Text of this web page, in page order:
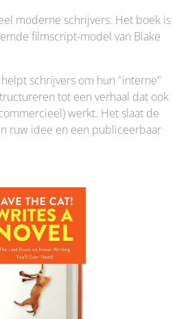
moderne schrijvers. Het boek is
filmscript-model van Blake
schrijvers om hun "interne"
tot een verhaal dat ook
werkt. Het slaat de
ruw idee en een publiceerbaar